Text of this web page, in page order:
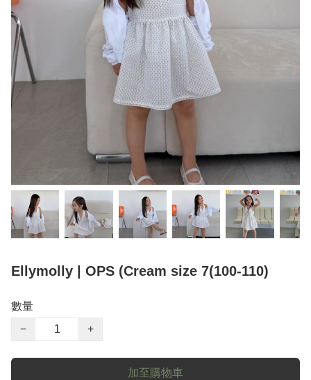
Ellymolly | OPS (Cream size 7(100-110)
數量
−
+
加至購物車